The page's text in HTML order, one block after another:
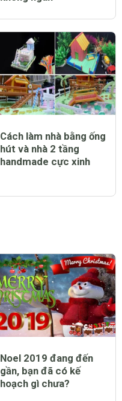
Cách làm nhà bằng ống
hút và nhà 2 tầng
handmade cực xinh
Noel 2019 đang đến
gần, bạn đã có kế
hoạch gì chưa?